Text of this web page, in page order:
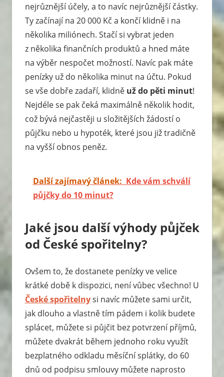
nejrůznější účely, a to navíc nejrůznější částky.
Ty začínají na 20 000 Kč a končí klidně i na
několika miliónech. Stačí si vybrat jeden
z několika finančních produktů a hned máte
na výběr nespočet možností. Navíc pak máte
penízky už do několika minut na účtu. Pokud
se vše dobře zadaří, klidně už do pěti minut!
Nejdéle se pak čeká maximálně několik hodit,
což bývá nejčastěji u složitějších žádostí o
půjčku nebo u hypoték, které jsou již tradičně
na vyšší obnos peněz.
Další zajímavý článek: Kde vám schválí
půjčky do 10 minut?
Jaké jsou další výhody půjček
od České spořitelny?
Ovšem to, že dostanete penízky ve velice
krátké době k dispozici, není vůbec všechno! U
České spořitelnysi navíc můžete sami určit,
jak dlouho a vlastně tím pádem i kolik budete
splácet, můžete si půjčit bez potvrzení příjmů,
můžete dvakrát během jednoho roku využít
bezplatného odkladu měsíční splátky, do 60
dnů od podpisu smlouvy můžete naprosto